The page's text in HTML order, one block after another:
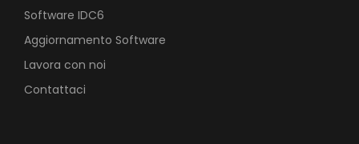
Software IDC6
Aggiornamento Software
Lavora con noi
Contattaci